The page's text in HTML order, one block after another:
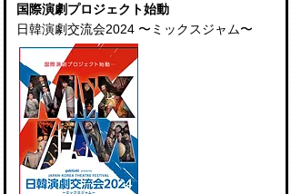
​国際演劇プロジェクト始動
日韓演劇交流会2024 〜ミックスジャム〜